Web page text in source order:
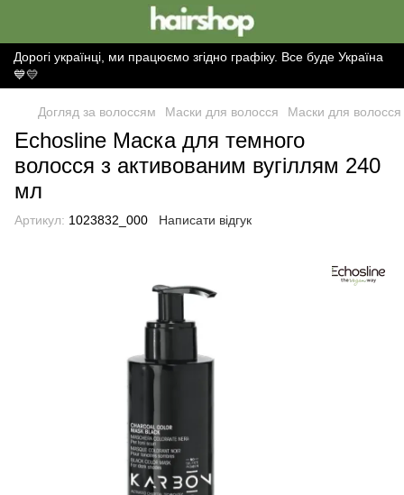
Дорогі українці, ми працюємо згідно графіку. Все буде Україна
💙💛
Догляд за волоссям Маски для волосся Маски для
Echosline Маска для темного
волосся з активованим вугіллям 240
мл
Артикул: 1023832_000 Написати відгук